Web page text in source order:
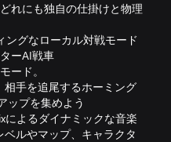
れにも独自の仕掛けと物理
グなローカル対戦モード
ーAI戦車
ード。
手を追尾するホーミング
ップを集めよう
によるダイナミックな音楽
ルやマップ、キャラクタ